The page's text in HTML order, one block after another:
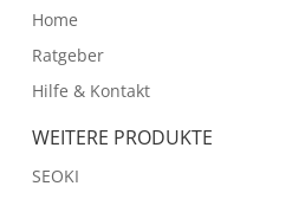
Home
Ratgeber
Hilfe & Kontakt
WEITERE PRODUKTE
SEOKI